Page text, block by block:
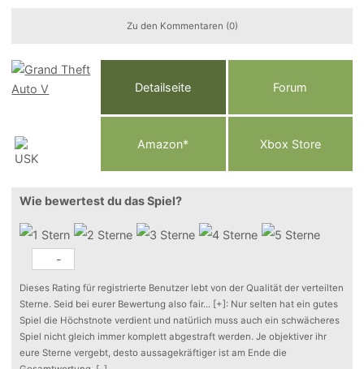
Zu den Kommentaren (0)
Detailseite Forum
Amazon* Xbox Store
Wie bewertest du das Spiel?
-
Dieses Rating für registrierte Benutzer lebt von der Qualität der verteilten
Sterne. Seid bei eurer Bewertung also fair... [+] : Nur selten hat ein gutes
Spiel die Höchstnote verdient und natürlich muss auch ein schwächeres
Spiel nicht gleich immer komplett abgestraft werden. Je objektiver ihr
eure Sterne vergebt, desto aussagekräftiger ist am Ende die